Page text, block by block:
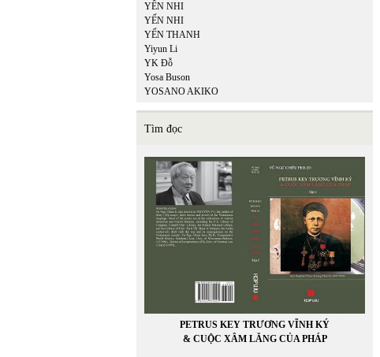
YÊN NHI
YẾN NHI
YẾN THANH
Yiyun Li
YK Đỗ
Yosa Buson
YOSANO AKIKO
Tìm đọc
PETRUS KEY TRƯƠNG VĨNH KÝ
& CUỘC XÂM LĂNG CỦA PHÁP